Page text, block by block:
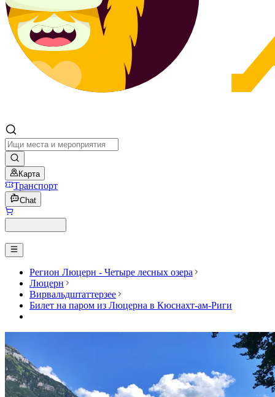
Карта
Транспорт
Chat
Регион Люцерн - Четыре лесных озера
Люцерн
Вирвальдштаттерзее
Билет на паром из Люцерна в Кюснахт-ам-Риги